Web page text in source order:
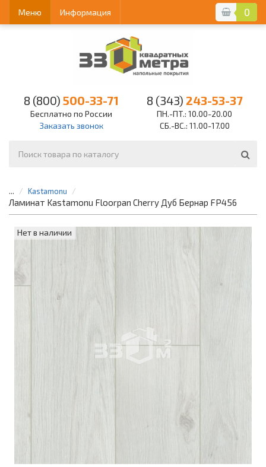
0
Меню Информация
8 (800) 500-33-71
Бесплатно по России
Заказать звонок
8 (343) 243-53-37
ПН.-ПТ.: 10.00-20.00
СБ.-ВС.: 11.00-17.00
... Kastamonu
Ламинат Kastamonu Floorpan Cherry Дуб Бернар FP456
Нет в наличии